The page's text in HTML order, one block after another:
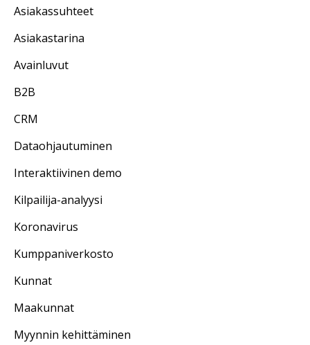
Asiakassuhteet
Asiakastarina
Avainluvut
B2B
CRM
Dataohjautuminen
Interaktiivinen demo
Kilpailija-analyysi
Koronavirus
Kumppaniverkosto
Kunnat
Maakunnat
Myynnin kehittäminen